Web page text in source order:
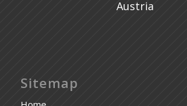
Austria
Sitemap